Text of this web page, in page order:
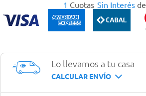
1 Cuotas Sin Interésde
Lo llevamos a tu casa
CALCULAR ENVÍO